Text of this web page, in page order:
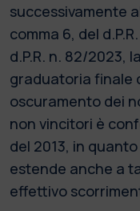
successivamente
comma 6, del
d.P.R. n. 82/2023,
graduatoria finale
oscuramento dei
non vincitori è
del 2013, in
estende anche a
effettivo